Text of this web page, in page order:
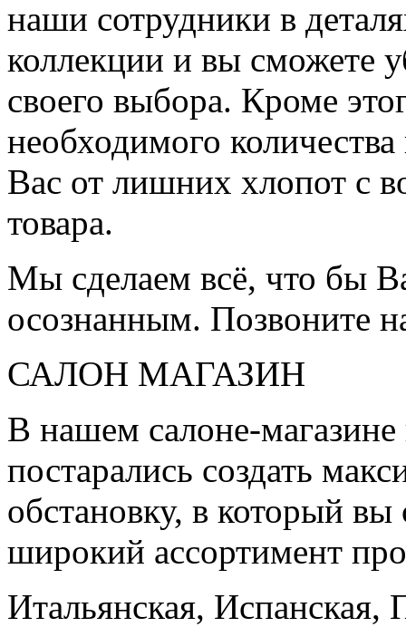
наши сотрудники в
коллекции и вы сможете
своего выбора. Кроме
необходимого
Вас от лишних хлопот с
товара.
Мы сделаем всё, что бы
осознанным. Позвоните
САЛОН МАГАЗИН
В нашем салоне-
постарались создать
обстановку, в который
широкий ассортимент
Итальянская, Испанская,